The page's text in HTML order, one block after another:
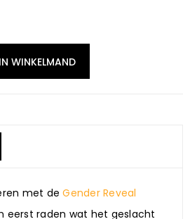
IN WINKELMAND
met deGender Reveal
eerst raden wat het geslacht